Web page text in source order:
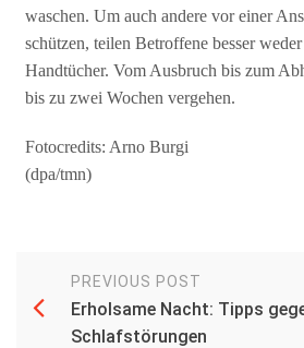
waschen. Um auch andere vor einer
schützen, teilen Betroffene besser
Handtücher. Vom Ausbruch bis zum
bis zu zwei Wochen vergehen.
Fotocredits: Arno Burgi
(dpa/tmn)
PREVIOUS POST
Erholsame Nacht: Tipps
Schlafstörungen